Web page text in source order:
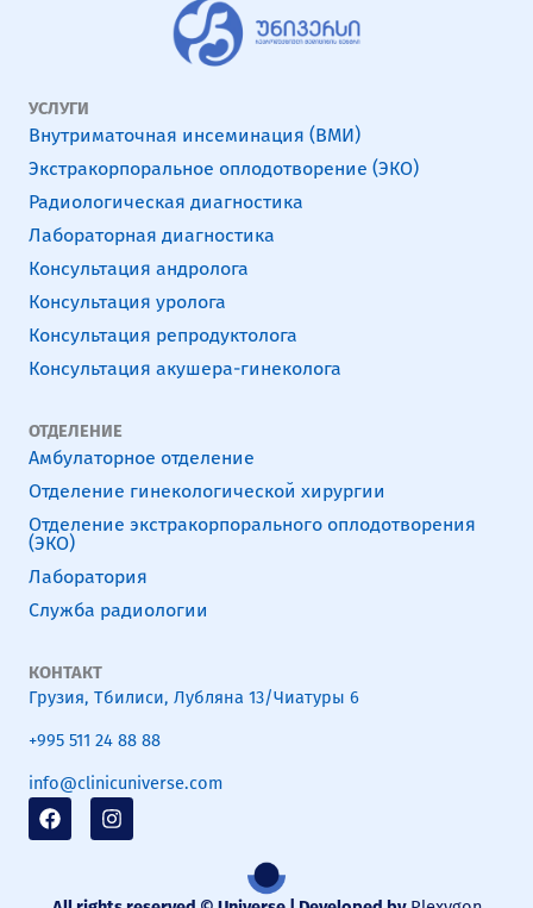
УСЛУГИ
Внутриматочная инсеминация (ВМИ)
Экстракорпоральное оплодотворение (ЭКО)
Радиологическая диагностика
Лабораторная диагностика
Консультация андролога
Консультация уролога
Консультация репродуктолога
Консультация акушера-гинеколога
ОТДЕЛЕНИЕ
Амбулаторное отделение
Отделение гинекологической хирургии
Отделение экстракорпорального оплодотворения
(ЭКО)
Лаборатория
Служба радиологии
КОНТАКТ
Грузия, Тбилиси, Лубляна 13/Чиатуры 6
+995 511 24 88 88
info@clinicuniverse.com
F
a
I
n